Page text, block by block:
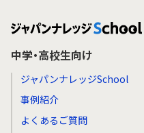
中学・高校生向け
ジャパンナレッジSchool
事例紹介
よくあるご質問